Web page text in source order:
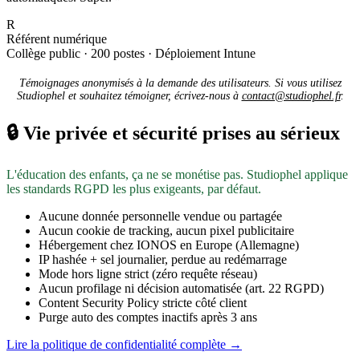
R
Référent numérique
Collège public · 200 postes · Déploiement Intune
Témoignages anonymisés à la demande des utilisateurs. Si vous utilisez
Studiophel et souhaitez témoigner, écrivez-nous à contact@studiophel.fr.
🔒 Vie privée et sécurité prises au sérieux
L'éducation des enfants, ça ne se monétise pas. Studiophel applique
les standards RGPD les plus exigeants, par défaut.
Aucune donnée personnelle vendue ou partagée
Aucun cookie de tracking, aucun pixel publicitaire
Hébergement chez IONOS en Europe (Allemagne)
IP hashée + sel journalier, perdue au redémarrage
Mode hors ligne strict (zéro requête réseau)
Aucun profilage ni décision automatisée (art. 22 RGPD)
Content Security Policy stricte côté client
Purge auto des comptes inactifs après 3 ans
Lire la politique de confidentialité complète →